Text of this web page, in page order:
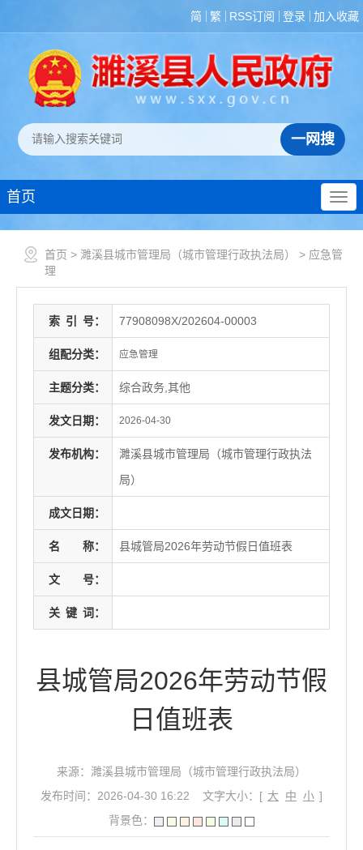
简 繁 RSS订阅 登录 加入收藏
首页
首页 > 濉溪县城市管理局（城市管理行政执法局） > 应急管
理
索 引 号： 77908098X/202604-00003
组配分类： 应急管理
主题分类： 综合政务,其他
发文日期： 2026-04-30
发布机构：
濉溪县城市管理局（城市管理行政执法
局）
成文日期：
名 称： 县城管局2026年劳动节假日值班表
文 号：
关 键 词：
县城管局2026年劳动节假
日值班表
来源：濉溪县城市管理局（城市管理行政执法局）
发布时间：2026-04-30 16:22
文字大小：[ 大 中 小 ]
背景色：